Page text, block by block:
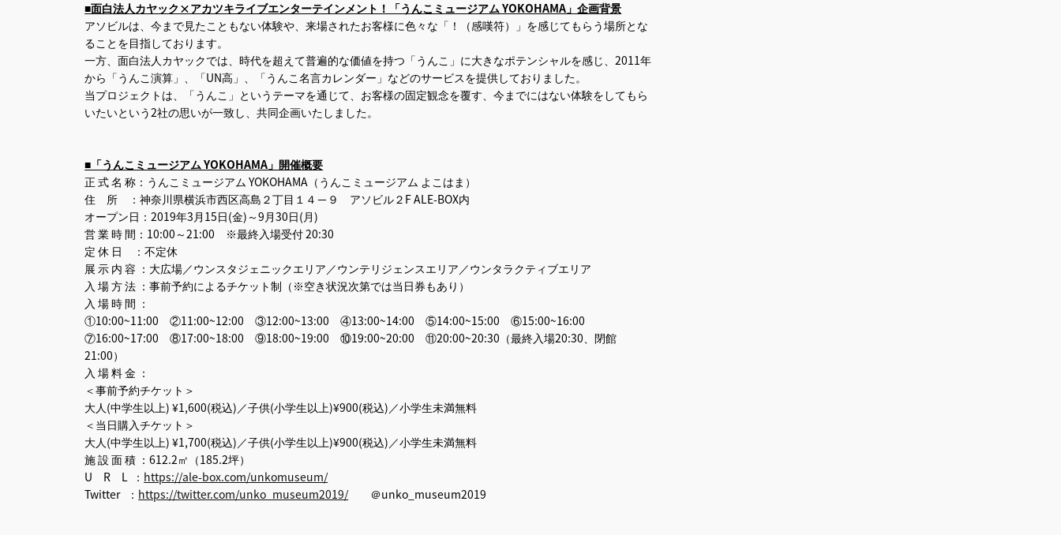
■面白法人カヤック×アカツキライブエンターテインメント！「うんこミュージアム YOKOHAMA」企画背景
アソビルは、今まで見たこともない体験や、来場されたお客様に色々な「！（感嘆符）」を感じてもらう場所とな
ることを目指しております。
一方、面白法人カヤックでは、時代を超えて普遍的な価値を持つ「うんこ」に大きなポテンシャルを感じ、2011年
から「うんこ演算」、「UN高」、「うんこ名言カレンダー」などのサービスを提供しておりました。
当プロジェクトは、「うんこ」というテーマを通じて、お客様の固定観念を覆す、今までにはない体験をしてもら
いたいという2社の思いが一致し、共同企画いたしました。
■「うんこミュージアム YOKOHAMA」開催概要
正 式 名 称：うんこミュージアム YOKOHAMA（うんこミュージアム よこはま）
住 所 ：神奈川県横浜市西区高島２丁目１４−９ アソビル２F ALE-BOX内
オープン日：2019年3月15日(金)～9月30日(月)
営 業 時 間：10:00～21:00 ※最終入場受付 20:30
定 休 日 ：不定休
展 示 内 容 ：大広場／ウンスタジェニックエリア／ウンテリジェンスエリア／ウンタラクティブエリア
入 場 方 法 ：事前予約によるチケット制（※空き状況次第では当日券もあり）
入 場 時 間 ：
①10:00~11:00 ②11:00~12:00 ③12:00~13:00 ④13:00~14:00 ⑤14:00~15:00 ⑥15:00~16:00
⑦16:00~17:00 ⑧17:00~18:00 ⑨18:00~19:00 ⑩19:00~20:00 ⑪20:00~20:30（最終入場20:30、閉館
21:00）
入 場 料 金 ：
＜事前予約チケット＞
大人(中学生以上) ¥1,600(税込)／子供(小学生以上)¥900(税込)／小学生未満無料
＜当日購入チケット＞
大人(中学生以上) ¥1,700(税込)／子供(小学生以上)¥900(税込)／小学生未満無料
施 設 面 積 ：612.2㎡（185.2坪）
U R L ： https://ale-box.com/unkomuseum/
Twitter ： https://twitter.com/unko_museum2019/＠unko_museum2019